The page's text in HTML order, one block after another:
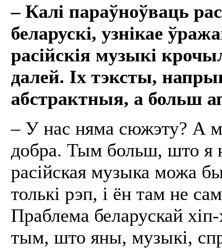
– Калі параўноўваць
беларускі, узнікае
расійскія музыкі
далей. Іх тэксты,
абстрактныя, а больш
– У нас няма сюжэту? А
добра. Тым больш, што я
расійская музыка можа
толькі рэп, і ён там не
Праблема беларускай
тым, што яны, музыкі,